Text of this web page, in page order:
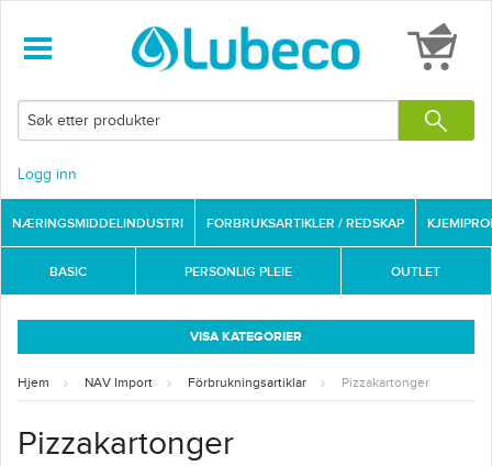
Logg inn
NÆRINGSMIDDELINDUSTRI FORBRUKSARTIKLER / REDSKAP
BASIC PERSONLIG PLEIE OUTLET
VISA KATEGORIER
Hjem NAV Import Förbrukningsartiklar Pizzakartonger
Pizzakartonger